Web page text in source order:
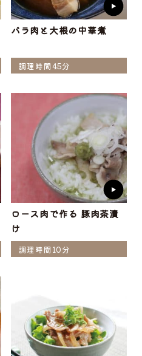
バラ肉と大根の中華煮
調理時間45分
ロース肉で作る 豚肉茶漬
け
調理時間10分